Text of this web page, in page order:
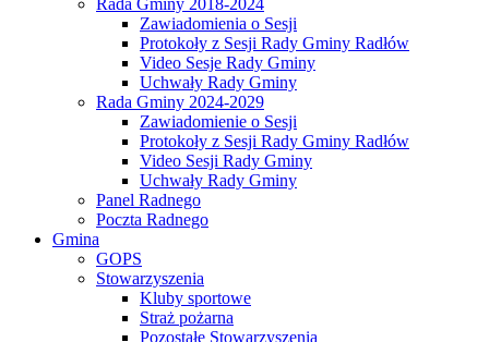
Zawiadomienia o Sesji
Protokoły z Sesji Rady Gminy Radłów
Video Sesje Rady Gminy
Uchwały Rady Gminy
Rada Gminy 2024-2029
Zawiadomienie o Sesji
Protokoły z Sesji Rady Gminy Radłów
Video Sesji Rady Gminy
Uchwały Rady Gminy
Panel Radnego
Poczta Radnego
Gmina
GOPS
Stowarzyszenia
Kluby sportowe
Straż pożarna
Pozostałe Stowarzyszenia